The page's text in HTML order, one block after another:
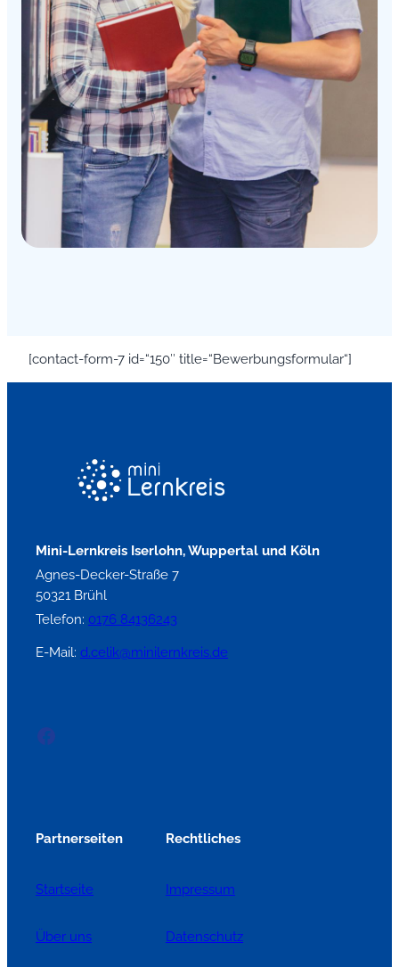
[contact-form-7 id=“150″ title=“Bewerbungsformular“]
Mini-Lernkreis Iserlohn, Wuppertal und Köln
Agnes-Decker-Straße 7
50321 Brühl
Telefon: 0176 84136243
E-Mail: d.celik@minilernkreis.de
Facebook
Partnerseiten
Startseite
Über uns
Rechtliches
Impressum
Datenschutz